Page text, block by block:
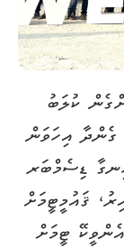
ކުލަބު
އިހަވަން
ޑިސެމްބަރ
ޤައުމީޓީމަށް
ޓީމަށް